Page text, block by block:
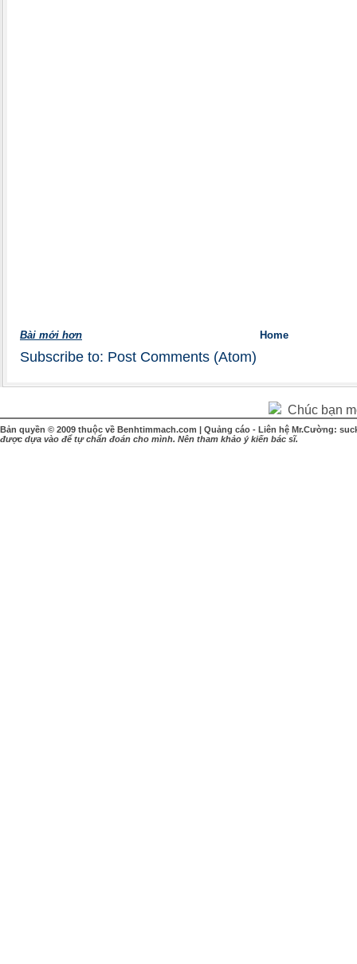
Bài mới hơn Home
Subscribe to: Post Comments (Atom)
Chúc bạn
Bản quyền © 2009 thuộc về Benhtimmach.com | Quảng cáo - Liên hệ Mr.Cường:
được dựa vào để tự chẩn đoán cho mình. Nên tham khảo ý kiến bác sĩ.